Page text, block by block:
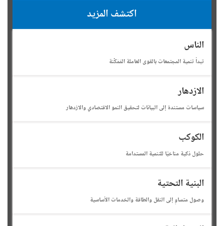
اكتشف المزيد
الناس
تبدأ تنمية المجتمعات بالقوى العاملة المُمَكَّنة
الازدهار
سياسات مستندة إلى البيانات لتحقيق النمو الاقتصادي والازدهار
الكوكب
حلول ذكية مناخيًا للتنمية المستدامة
البنية التحتية
وصول متساوٍ إلى النقل والطاقة والخدمات الأساسية